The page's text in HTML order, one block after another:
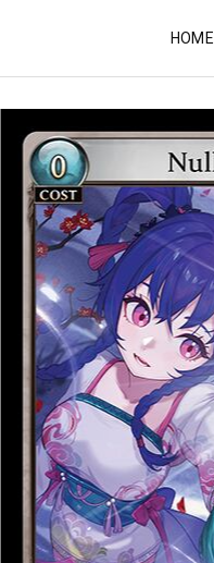
HOME